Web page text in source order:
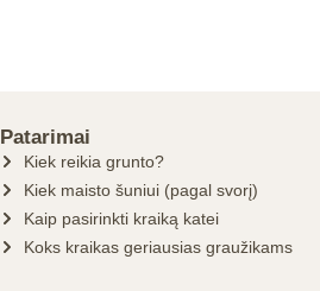
Patarimai
Kiek reikia grunto?
Kiek maisto šuniui (pagal svorį)
Kaip pasirinkti kraiką katei
Koks kraikas geriausias graužikams